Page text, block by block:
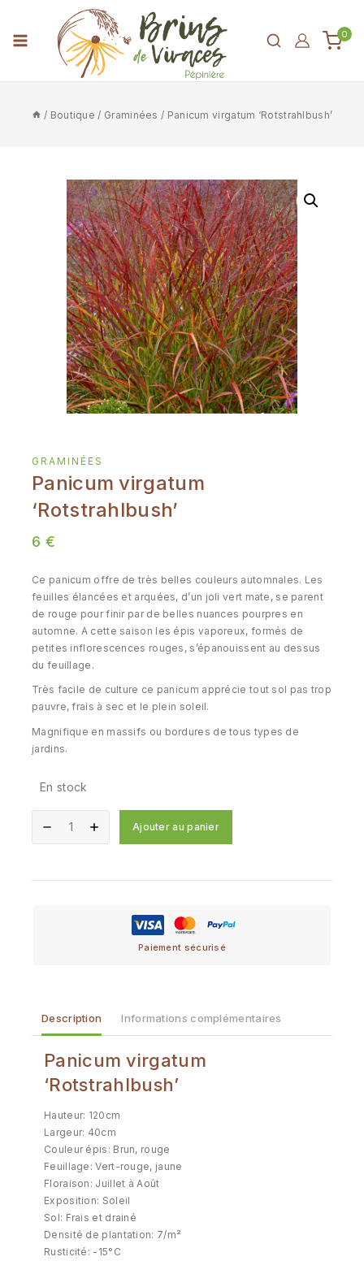
0
/ Boutique / Graminées / Panicum virgatum ‘Rotstrahlbush’
GRAMINÉES
Panicum virgatum
‘Rotstrahlbush’
6 €
Ce panicum offre de très belles couleurs automnales. Les
feuilles élancées et arquées, d’un joli vert mate, se parent
de rouge pour finir par de belles nuances pourpres en
automne. A cette saison les épis vaporeux, formés de
petites inflorescences rouges, s’épanouissent au dessus
du feuillage.
Très facile de culture ce panicum apprécie tout sol pas trop
pauvre, frais à sec et le plein soleil.
Magnifique en massifs ou bordures de tous types de
jardins.
En stock
Ajouter au panier
Paiement sécurisé
Description Informations complémentaires
Panicum virgatum
‘Rotstrahlbush’
Hauteur: 120cm
Largeur: 40cm
Couleur épis: Brun, rouge
Feuillage: Vert-rouge, jaune
Floraison: Juillet à Août
Exposition: Soleil
Sol: Frais et drainé
Densité de plantation: 7/m²
Rusticité: -15°C